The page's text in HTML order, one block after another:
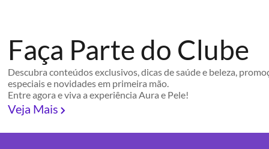
Faça Parte do Clube
Descubra conteúdos exclusivos, dicas de saúde e beleza,
especiais e novidades em primeira mão.
Entre agora e viva a experiência Aura e Pele!
Veja Mais